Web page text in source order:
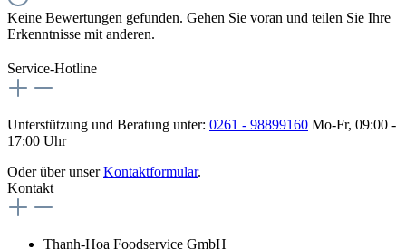
Keine Bewertungen gefunden. Gehen Sie voran und teilen Sie Ihre
Erkenntnisse mit anderen.
Service-Hotline
Unterstützung und Beratung unter: 0261 - 98899160 Mo-Fr, 09:00 -
17:00 Uhr
Oder über unserKontaktformular.
Kontakt
Thanh-Hoa Foodservice GmbH